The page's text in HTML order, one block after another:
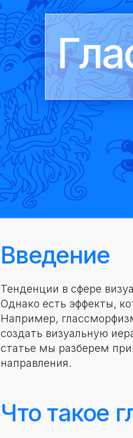
Введение
Тенденции в сфере
Однако есть эффекты,
Например,
создать визуальную
статье мы разберем
направления.
Что такое